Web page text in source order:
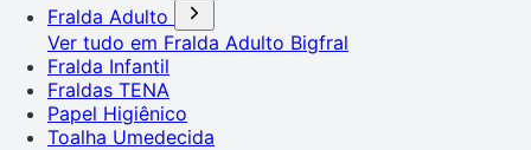
Fralda Adulto
Ver tudo em Fralda Adulto Bigfral
Fralda Infantil
Fraldas TENA
Papel Higiênico
Toalha Umedecida